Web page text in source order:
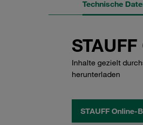
Technische
Inhalte gezielt
herunterladen
STAUFF Online-